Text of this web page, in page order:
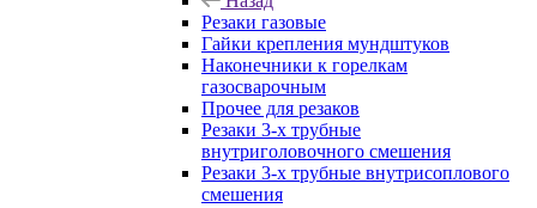
Резаки газовые
Гайки крепления мундштуков
Наконечники к горелкам
газосварочным
Прочее для резаков
Резаки 3-х трубные
внутриголовочного смешения
Резаки 3-х трубные внутрисоплового
смешения